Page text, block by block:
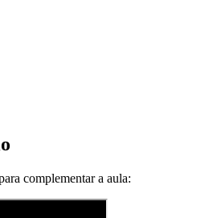
complementar a aula: